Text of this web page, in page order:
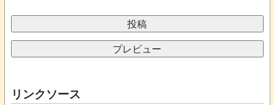
リンクソース